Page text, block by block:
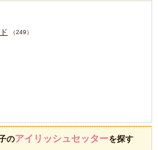
（249）
のアイリッシュセッターを探す